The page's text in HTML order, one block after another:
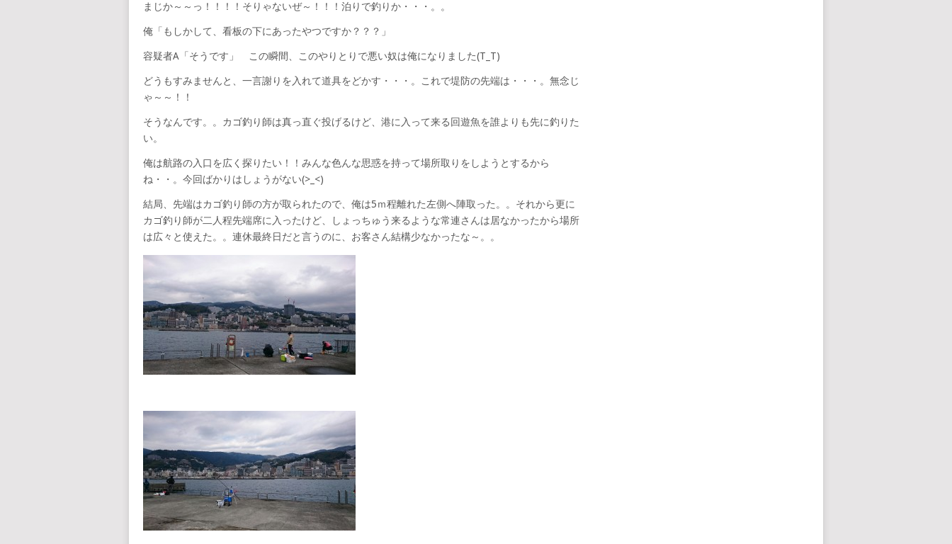
まじか～～っ！！！！そりゃないぜ～！！！泊りで釣りか・・・。。
俺「もしかして、看板の下にあったやつですか？？？」
容疑者A「そうです」 この瞬間、このやりとりで悪い奴は俺になりました(T_T)
どうもすみませんと、一言謝りを入れて道具をどかす・・・。これで堤防の先端は・・・。無念じ
ゃ～～！！
そうなんです。。カゴ釣り師は真っ直ぐ投げるけど、港に入って来る回遊魚を誰よりも先に釣りた
い。
俺は航路の入口を広く探りたい！！みんな色んな思惑を持って場所取りをしようとするから
ね・・。今回ばかりはしょうがない(>_<)
結局、先端はカゴ釣り師の方が取られたので、俺は5ｍ程離れた左側へ陣取った。。それから更に
カゴ釣り師が二人程先端席に入ったけど、しょっちゅう来るような常連さんは居なかったから場所
は広々と使えた。。連休最終日だと言うのに、お客さん結構少なかったな～。。